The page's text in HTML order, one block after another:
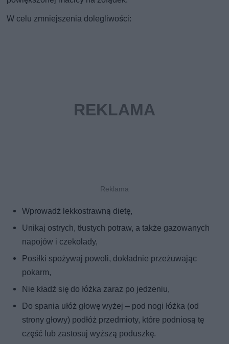
W celu zmniejszenia dolegliwości:
Wprowadź lekkostrawną dietę,
Unikaj ostrych, tłustych potraw, a także gazowanych
napojów i czekolady,
Posiłki spożywaj powoli, dokładnie przeżuwając
pokarm,
Nie kładź się do łóżka zaraz po jedzeniu,
Do spania ułóż głowę wyżej – pod nogi łóżka (od
strony głowy) podłóż przedmioty, które podniosą tę
część lub zastosuj wyższą poduszkę.